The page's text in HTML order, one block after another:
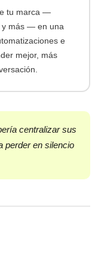
tu marca —
y más — en una
e
mejor, más
centralizar sus
perder en silencio